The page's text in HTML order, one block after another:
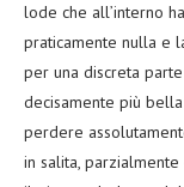
lode che all’interno
praticamente nulla e
per una discreta
decisamente più
perdere
in salita,